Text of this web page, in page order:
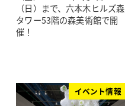
（日）まで、六本木ヒルズ森
タワー53階の森美術館で開
催！
イベント情報